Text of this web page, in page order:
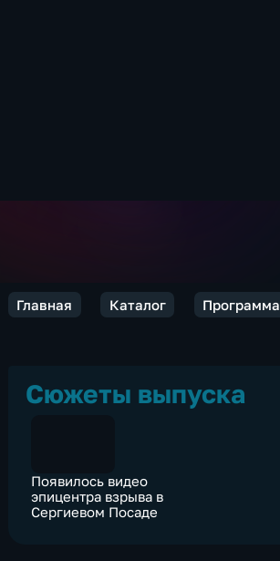
Главная Каталог Программа
Сюжеты выпуска
Появилось видео
эпицентра взрыва в
Сергиевом Посаде